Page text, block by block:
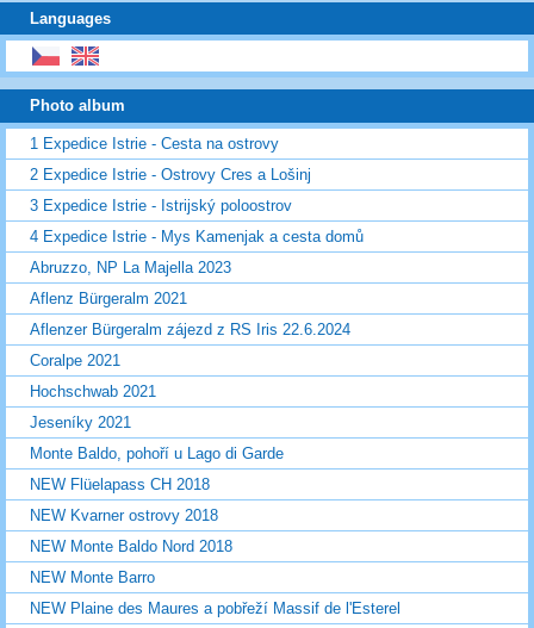
Languages
Photo album
1 Expedice Istrie - Cesta na ostrovy
2 Expedice Istrie - Ostrovy Cres a Lošinj
3 Expedice Istrie - Istrijský poloostrov
4 Expedice Istrie - Mys Kamenjak a cesta domů
Abruzzo, NP La Majella 2023
Aflenz Bürgeralm 2021
Aflenzer Bürgeralm zájezd z RS Iris 22.6.2024
Coralpe 2021
Hochschwab 2021
Jeseníky 2021
Monte Baldo, pohoří u Lago di Garde
NEW Flüelapass CH 2018
NEW Kvarner ostrovy 2018
NEW Monte Baldo Nord 2018
NEW Monte Barro
NEW Plaine des Maures a pobřeží Massif de l'Esterel